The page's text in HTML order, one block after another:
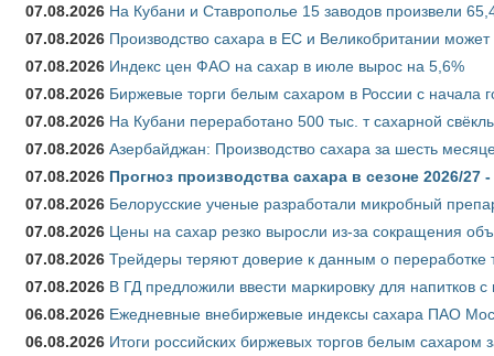
07.08.2026 На Кубани и Ставрополье 15 заводов произвели
07.08.2026 Производство сахара в ЕС и Великобритании
07.08.2026 Индекс цен ФАО на сахар в июле вырос на 5,6%
07.08.2026 Биржевые торги белым сахаром в России с начала
07.08.2026 На Кубани переработано 500 тыс. т сахарной
07.08.2026 Азербайджан: Производство сахара за шесть
07.08.2026 Прогноз производства сахара в сезоне 2026/
07.08.2026 Белорусские ученые разработали микробный
07.08.2026 Цены на сахар резко выросли из-за сокращения
07.08.2026 Трейдеры теряют доверие к данным о переработке
07.08.2026 В ГД предложили ввести маркировку для напитков
06.08.2026 Ежедневные внебиржевые индексы сахара ПАО
06.08.2026 Итоги российских биржевых торгов белым сахаром